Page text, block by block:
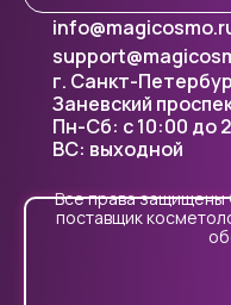
г. Санкт-
Заневский
Пн-Сб: с 10:00 до
ВС: выходной
Все права защищены
поставщик